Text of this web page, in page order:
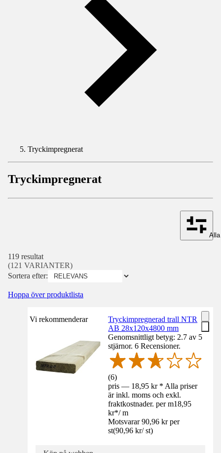
Tryckimpregnerat
Tryckimpregnerat
119 resultat
(121 VARIANTER)
Sortera efter:
Hoppa över produktlista
Vi rekommenderar
Tryckimpregnerad trall NTR
AB 28x120x4800 mm
Genomsnittligt betyg: 2.7 av 5
stjärnor. 6 Recensioner.
(6)
pris — 18,95 kr * Alla priser
är inkl. moms och exkl.
fraktkostnader. per m18,95
kr*/ m
Motsvarar 90,96 kr per
st(90,96 kr/ st)